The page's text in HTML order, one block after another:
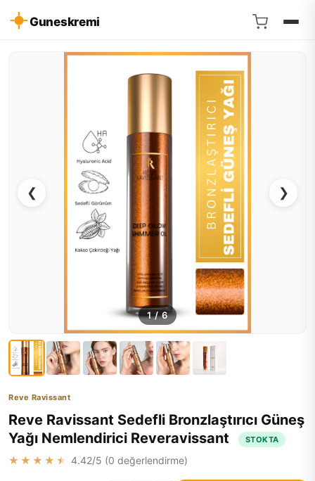
Guneskremi
❮ ❯
1/6
Reve Ravissant
Reve Ravissant Sedefli Bronzlaştırıcı Güneş
Yağı Nemlendirici Reveravissant
STOKTA
★★★★★ 4.42/5 (0 değerlendirme)